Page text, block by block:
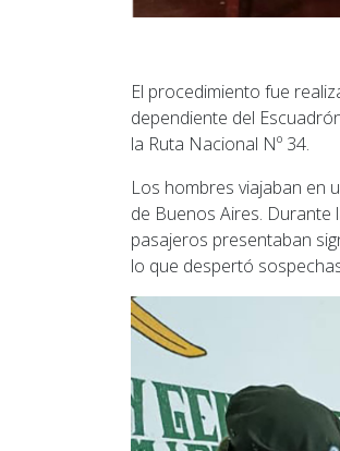
El procedimiento fue
dependiente del
la Ruta Nacional Nº 34.
Los hombres viajaban en
de Buenos Aires.
pasajeros presentaban
lo que despertó